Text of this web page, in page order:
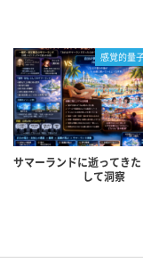
感覚的量
サマーランドに逝ってき
して洞察